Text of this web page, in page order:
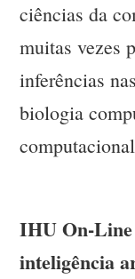
ciências da
muitas vezes
inferências
biologia
IHU On-Line
inteligência